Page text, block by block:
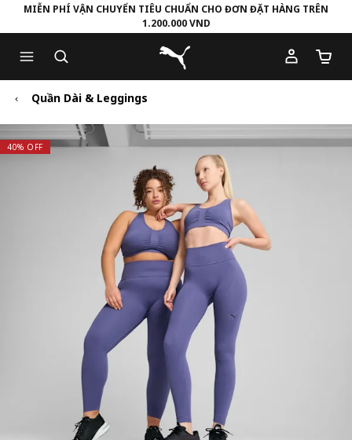
to
Main
content
to
Footer
Content
MIỄN PHÍ VẬN CHUYỂN TIÊU CHUẨN CHO ĐƠN ĐẶT HÀNG TRÊN
1.200.000 VND
Puma Trang chủ
Số
Quần Dài & Leggings
40% OFF